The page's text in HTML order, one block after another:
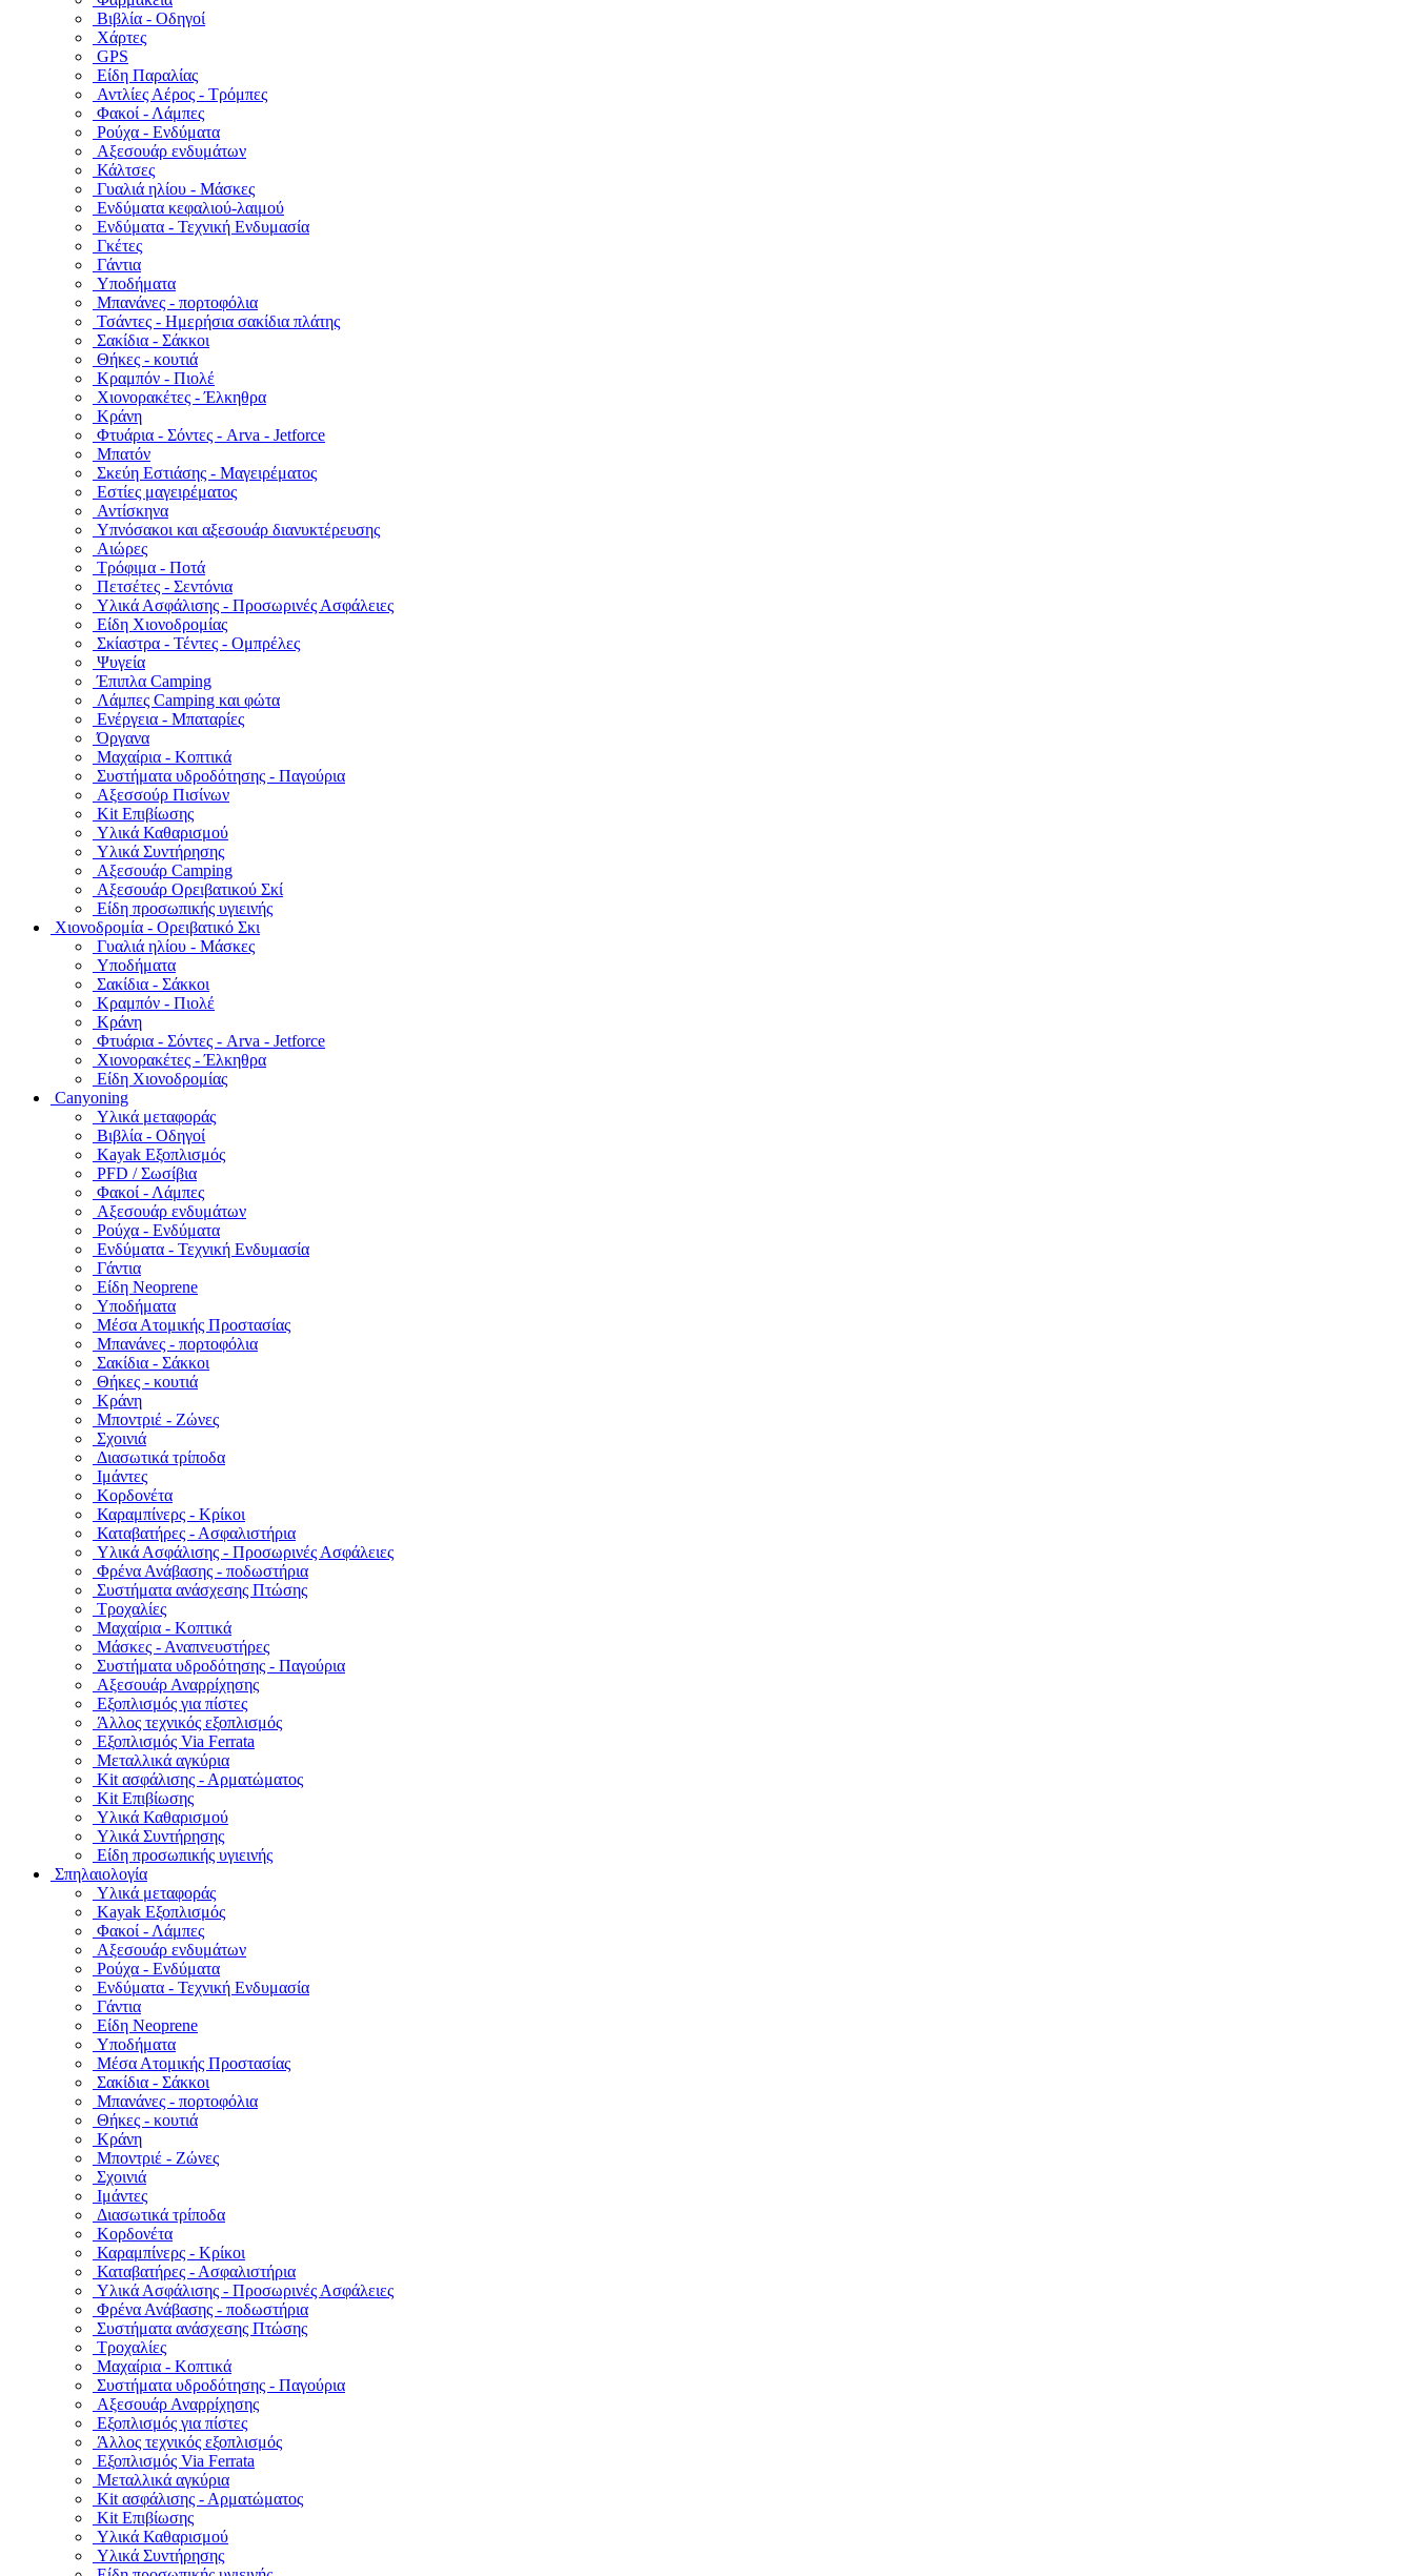
Βιβλία - Οδηγοί
Χάρτες
GPS
Είδη Παραλίας
Αντλίες Αέρος - Τρόμπες
Φακοί - Λάμπες
Ρούχα - Ενδύματα
Αξεσουάρ ενδυμάτων
Κάλτσες
Γυαλιά ηλίου - Μάσκες
Ενδύματα κεφαλιού-λαιμού
Ενδύματα - Τεχνική Ενδυμασία
Γκέτες
Γάντια
Υποδήματα
Μπανάνες - πορτοφόλια
Τσάντες - Ημερήσια σακίδια πλάτης
Σακίδια - Σάκκοι
Θήκες - κουτιά
Κραμπόν - Πιολέ
Χιονορακέτες - Έλκηθρα
Κράνη
Φτυάρια - Σόντες - Arva - Jetforce
Μπατόν
Σκεύη Εστιάσης - Μαγειρέματος
Εστίες μαγειρέματος
Αντίσκηνα
Υπνόσακοι και αξεσουάρ διανυκτέρευσης
Αιώρες
Τρόφιμα - Ποτά
Πετσέτες - Σεντόνια
Υλικά Ασφάλισης - Προσωρινές Ασφάλειες
Είδη Χιονοδρομίας
Σκίαστρα - Τέντες - Ομπρέλες
Ψυγεία
Έπιπλα Camping
Λάμπες Camping και φώτα
Ενέργεια - Μπαταρίες
Όργανα
Μαχαίρια - Κοπτικά
Συστήματα υδροδότησης - Παγούρια
Αξεσσούρ Πισίνων
Kit Επιβίωσης
Υλικά Καθαρισμού
Υλικά Συντήρησης
Αξεσουάρ Camping
Αξεσουάρ Ορειβατικού Σκί
Είδη προσωπικής υγιεινής
Χιονοδρομία - Ορειβατικό Σκι
Γυαλιά ηλίου - Μάσκες
Υποδήματα
Σακίδια - Σάκκοι
Κραμπόν - Πιολέ
Κράνη
Φτυάρια - Σόντες - Arva - Jetforce
Χιονορακέτες - Έλκηθρα
Είδη Χιονοδρομίας
Canyoning
Υλικά μεταφοράς
Βιβλία - Οδηγοί
Kayak Εξοπλισμός
PFD / Σωσίβια
Φακοί - Λάμπες
Αξεσουάρ ενδυμάτων
Ρούχα - Ενδύματα
Ενδύματα - Τεχνική Ενδυμασία
Γάντια
Είδη Neoprene
Υποδήματα
Μέσα Ατομικής Προστασίας
Μπανάνες - πορτοφόλια
Σακίδια - Σάκκοι
Θήκες - κουτιά
Κράνη
Μποντριέ - Ζώνες
Σχοινιά
Διασωτικά τρίποδα
Ιμάντες
Κορδονέτα
Καραμπίνερς - Κρίκοι
Καταβατήρες - Ασφαλιστήρια
Υλικά Ασφάλισης - Προσωρινές Ασφάλειες
Φρένα Ανάβασης - ποδωστήρια
Συστήματα ανάσχεσης Πτώσης
Τροχαλίες
Μαχαίρια - Κοπτικά
Μάσκες - Αναπνευστήρες
Συστήματα υδροδότησης - Παγούρια
Αξεσουάρ Αναρρίχησης
Εξοπλισμός για πίστες
Άλλος τεχνικός εξοπλισμός
Εξοπλισμός Via Ferrata
Μεταλλικά αγκύρια
Kit ασφάλισης - Αρματώματος
Kit Επιβίωσης
Υλικά Καθαρισμού
Υλικά Συντήρησης
Είδη προσωπικής υγιεινής
Σπηλαιολογία
Υλικά μεταφοράς
Kayak Εξοπλισμός
Φακοί - Λάμπες
Αξεσουάρ ενδυμάτων
Ρούχα - Ενδύματα
Ενδύματα - Τεχνική Ενδυμασία
Γάντια
Είδη Neoprene
Υποδήματα
Μέσα Ατομικής Προστασίας
Σακίδια - Σάκκοι
Μπανάνες - πορτοφόλια
Θήκες - κουτιά
Κράνη
Μποντριέ - Ζώνες
Σχοινιά
Ιμάντες
Διασωτικά τρίποδα
Κορδονέτα
Καραμπίνερς - Κρίκοι
Καταβατήρες - Ασφαλιστήρια
Υλικά Ασφάλισης - Προσωρινές Ασφάλειες
Φρένα Ανάβασης - ποδωστήρια
Συστήματα ανάσχεσης Πτώσης
Τροχαλίες
Μαχαίρια - Κοπτικά
Συστήματα υδροδότησης - Παγούρια
Αξεσουάρ Αναρρίχησης
Εξοπλισμός για πίστες
Άλλος τεχνικός εξοπλισμός
Εξοπλισμός Via Ferrata
Μεταλλικά αγκύρια
Kit ασφάλισης - Αρματώματος
Kit Επιβίωσης
Υλικά Καθαρισμού
Υλικά Συντήρησης